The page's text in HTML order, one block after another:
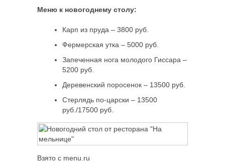
Меню к новогоднему столу:
Карп из пруда – 3800 руб.
Фермерская утка – 5000 руб.
Запеченная нога молодого Гиссара –
5200 руб.
Деревенский поросенок – 13500 руб.
Стерлядь по-царски – 13500
руб./17500 руб.
Взято с menu.ru